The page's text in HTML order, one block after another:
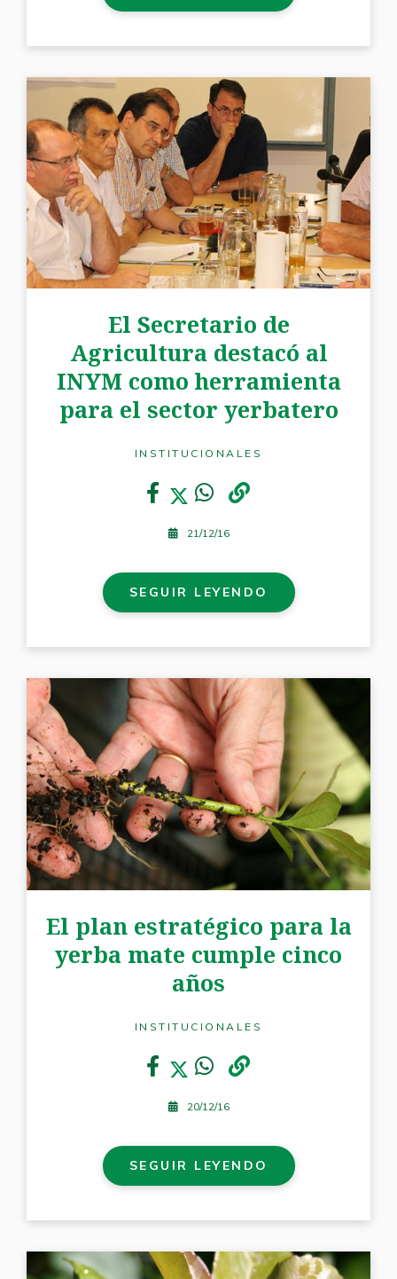
El Secretario de
Agricultura destacó al
INYM como herramienta
para el sector yerbatero
INSTITUCIONALES
21/12/16
SEGUIR LEYENDO
El plan estratégico para la
yerba mate cumple cinco
años
INSTITUCIONALES
20/12/16
SEGUIR LEYENDO